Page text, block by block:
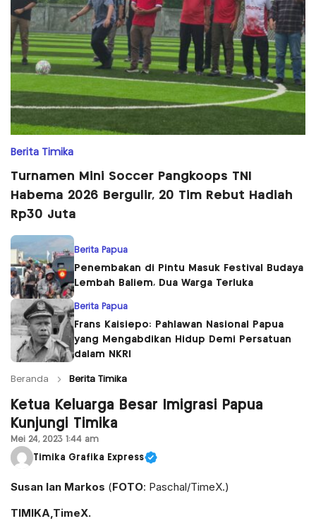
Berita Timika
Turnamen Mini Soccer Pangkoops TNI
Habema 2026 Bergulir, 20 Tim Rebut Hadiah
Rp30 Juta
Berita Papua
Penembakan di Pintu Masuk Festival Budaya
Lembah Baliem, Dua Warga Terluka
Berita Papua
Frans Kaisiepo: Pahlawan Nasional Papua
yang Mengabdikan Hidup Demi Persatuan
dalam NKRI
Beranda Berita Timika
Ketua Keluarga Besar Imigrasi Papua
Kunjungi Timika
Mei 24, 2023 1:44 am
Timika Grafika Express
Susan Ian Markos (FOTO: Paschal/TimeX.)
TIMIKA,TimeX.